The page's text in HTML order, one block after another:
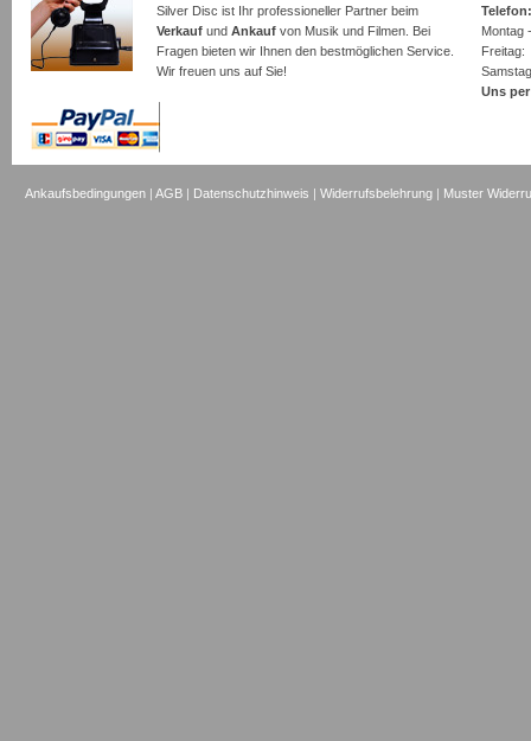
Silver Disc ist Ihr professioneller Partner beim
Verkauf und Ankauf von Musik und Filmen. Bei
Fragen bieten wir Ihnen den bestmöglichen Service.
Wir freuen uns auf Sie!
Montag
Uns
Ankaufsbedingungen |AGB | Datenschutzhinweis |Widerrufsbelehrung | Muster